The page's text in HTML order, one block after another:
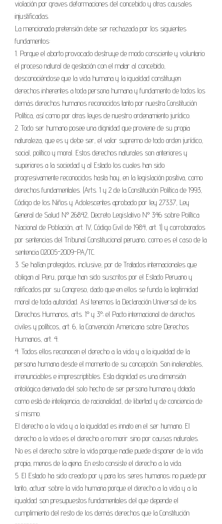
violación por graves deformaciones del concebido y otras causales
injustificadas.
La mencionada pretensión debe ser rechazada por los siguientes
fundamentos:
1. Porque el aborto provocado destruye de modo consciente y voluntario
el proceso natural de gestación con el matar al concebido,
desconociéndose que la vida humana y la igualdad constituyen
derechos inherentes a toda persona humana y fundamento de todos los
demás derechos humanos reconocidos tanto por nuestra Constitución
Política, así como por otras leyes de nuestro ordenamiento jurídico.
2. Todo ser humano posee una dignidad que proviene de su propia
naturaleza, que es y debe ser, el valor supremo de todo orden jurídico,
social, político y moral. Estos derechos naturales son anteriores y
superiores a la sociedad y al Estado los cuales han sido
progresivamente reconocidos hasta hoy, en la legislación positiva, como
derechos fundamentales. (Arts. 1 y 2 de la Constitución Política de 1993,
Código de los Niños y Adolescentes aprobado por ley 27337, Ley
General de Salud N° 26842, Decreto Legislativo N° 346 sobre Política
Nacional de Población, art. IV, Código Civil de 1984, art. 1) y corroborados
por sentencias del Tribunal Constitucional peruano, como es el caso de la
sentencia 02005-2009-PA/TC.
3. Se hallan protegidos, inclusive, por de Tratados internacionales que
obligan al Peru, porque han sido suscritos por el Estado Peruano y
ratificados por su Congreso, dado que en ellos se funda la legitimidad
moral de toda autoridad. Así tenemos la Declaración Universal de los
Derechos Humanos, arts. 1° y 3°; el Pacto internacional de derechos
civiles y políticos, art. 6, la Convención Americana sobre Derechos
Humanos, art. 4.
4. Todos ellos reconocen el derecho a la vida y a la igualdad de la
persona humana desde el momento de su concepción. Son inalienables,
irrenunciables e imprescriptibles. Esta dignidad es una dimensión
ontológica derivada del solo hecho de ser persona humana y dotada
como está de inteligencia, de racionalidad, de libertad y de conciencia de
sí mismo.
El derecho a la vida y a la igualdad es innato en el ser humano. El
derecho a la vida es el derecho a no morir sino por causas naturales.
No es el derecho sobre la vida porque nadie puede disponer de la vida
propia, menos de la ajena. En esto consiste el derecho a la vida.
5. El Estado ha sido creado por y para los seres humanos; no puede por
tanto, actuar sobre la vida humana porque el derecho a la vida y a la
igualdad son presupuestos fundamentales del que depende el
cumplimiento del resto de los demás derechos que la Constitución